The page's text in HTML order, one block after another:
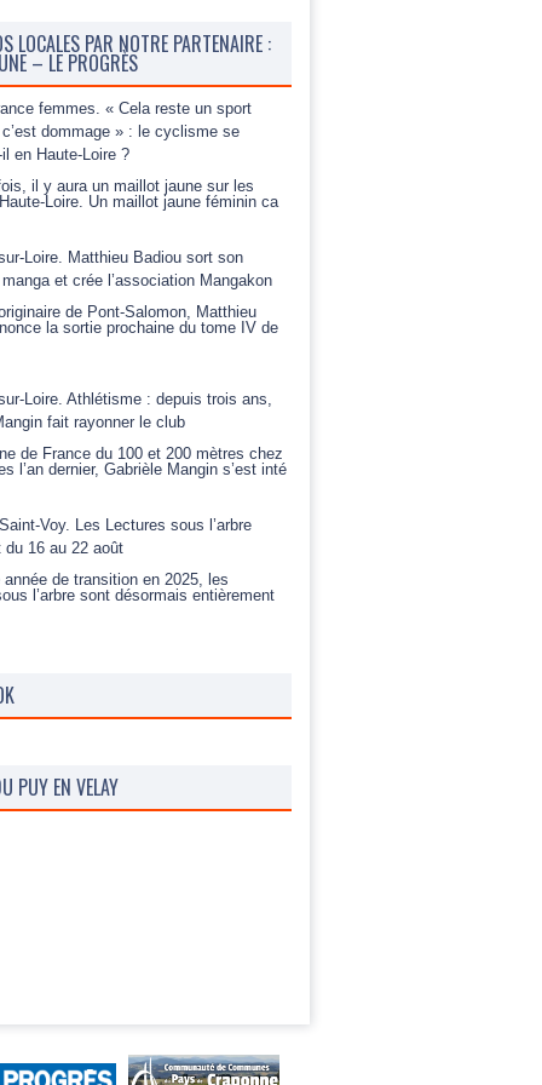
LOCALES PAR NOTRE PARTENAIRE :
– LE PROGRÈS
femmes. « Cela reste un sport
c’est dommage » : le cyclisme se
en Haute-Loire ?
il y aura un maillot jaune sur les
Loire. Un maillot jaune féminin ca
Loire. Matthieu Badiou sort son
et crée l’association Mangakon
de Pont-Salomon, Matthieu
la sortie prochaine du tome IV de
Loire. Athlétisme : depuis trois ans,
fait rayonner le club
de France du 100 et 200 mètres chez
l’an dernier, Gabrièle Mangin s’est inté
Voy. Les Lectures sous l’arbre
du 16 au 22 août
année de transition en 2025, les
l’arbre sont désormais entièrement
PUY EN VELAY